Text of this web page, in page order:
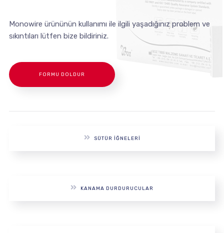
Monowire ürününün kullanımı ile ilgili yaşadığınız problem ve
sıkıntıları lütfen bize bildiriniz.
FORMU DOLDUR
SÜTÜR İĞNELERI
KANAMA DURDURUCULAR